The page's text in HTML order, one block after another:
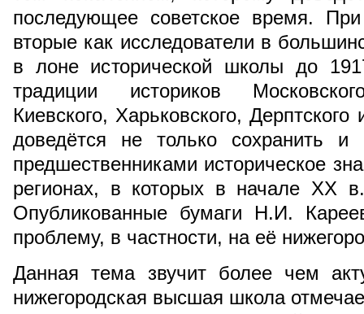
последующее советское время.
вторые как исследователи в
в лоне исторической школы до
традиции историков
Киевского, Харьковского, Дерптского
доведётся не только сохранить и
предшественниками историческое
регионах, в которых в начале
Опубликованные бумаги Н.И.
проблему, в частности, на её
Данная тема звучит более чем
нижегородская высшая школа